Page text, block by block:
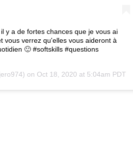
y a de fortes chances que je vous ai
vous verrez qu'elles vous aideront à
🙂 #softskills #questions
on Oct 18, 2020 at 5:04am PDT